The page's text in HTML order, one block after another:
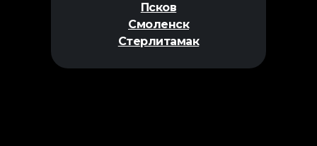
Псков
Смоленск
Стерлитамак